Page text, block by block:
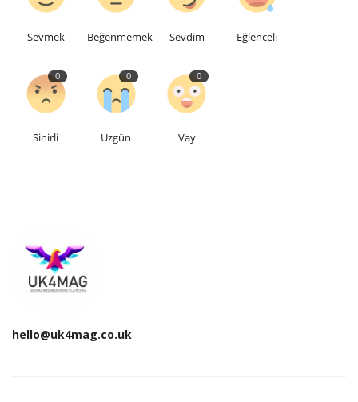
Sevmek Beğenmemek Sevdim Eğlenceli
0
Sinirli
0
Üzgün
0
Vay
hello@uk4mag.co.uk